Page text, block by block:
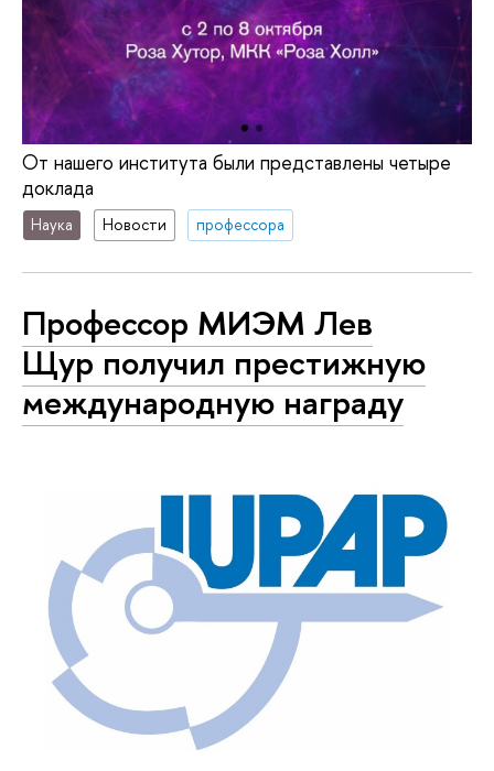
От нашего института были представлены четыре
доклада
Наука Новости профессора
Профессор МИЭМ Лев
Щур получил престижную
международную награду